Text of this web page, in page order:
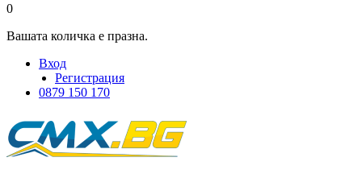
0
Вашата количка е празна.
Вход
Регистрация
0879 150 170